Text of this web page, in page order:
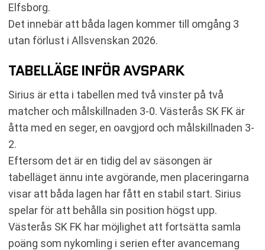
Elfsborg.
Det innebär att båda lagen kommer till omgång 3
utan förlust i Allsvenskan 2026.
TABELLÄGE INFÖR AVSPARK
Sirius är etta i tabellen med två vinster på två
matcher och målskillnaden 3-0. Västerås SK FK är
åtta med en seger, en oavgjord och målskillnaden 3-
2.
Eftersom det är en tidig del av säsongen är
tabelläget ännu inte avgörande, men placeringarna
visar att båda lagen har fått en stabil start. Sirius
spelar för att behålla sin position högst upp.
Västerås SK FK har möjlighet att fortsätta samla
poäng som nykomling i serien efter avancemang